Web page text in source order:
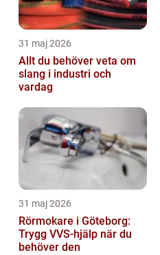
31 maj 2026
Allt du behöver veta om
slang i industri och
vardag
31 maj 2026
Rörmokare i Göteborg:
Trygg VVS-hjälp när du
behöver den